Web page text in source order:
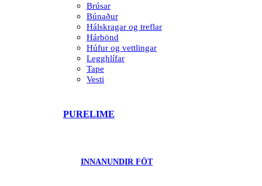
Brúsar
Búnaður
Hálskragar og treflar
Hárbönd
Húfur og vettlingar
Legghlífar
Tape
Vesti
PURELIME
INNANUNDIR FÖT